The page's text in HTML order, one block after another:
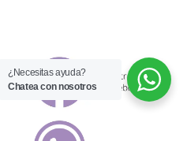
¿Necesitas ayuda?
Chatea con nosotros